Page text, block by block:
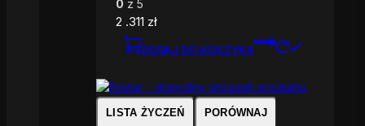
0 z 5
2 .311 zł
DODAJ DO KOSZYKA
LISTA ŻYCZEŃ PORÓWNAJ